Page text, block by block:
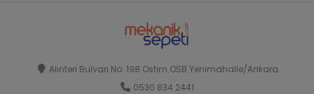
Alınteri Bulvarı No: 198 Ostim OSB Yenimahalle/Ankara
0530 834 2441